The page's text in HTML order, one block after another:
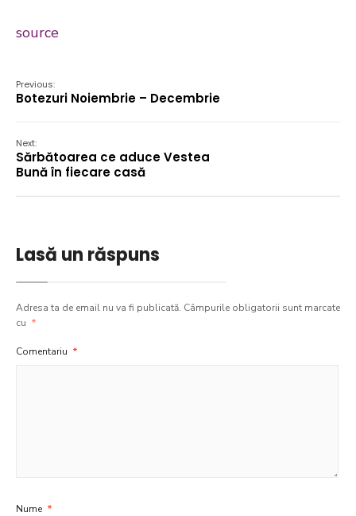
source
Previous:
Botezuri Noiembrie – Decembrie
Next:
Sărbătoarea ce aduce Vestea
Bună în fiecare casă
Lasă un răspuns
Adresa ta de email nu va fi publicată. Câmpurile obligatorii sunt marcate
cu *
Comentariu *
Nume *